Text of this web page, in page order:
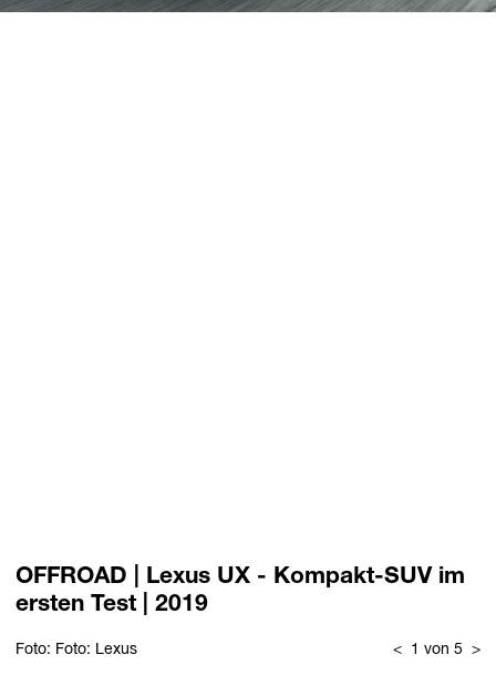
OFFROAD | Lexus UX - Kompakt-SUV im
ersten Test | 2019
Foto: Foto: Lexus < 1 von 5 >